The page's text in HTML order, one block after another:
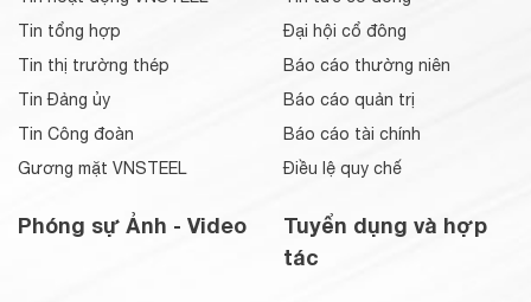
Tin tổng hợp
Tin thị trường thép
Tin Đảng ủy
Tin Công đoàn
Gương mặt VNSTEEL
Phóng sự Ảnh - Video
Đại hội cổ đông
Báo cáo thường niên
Báo cáo quản trị
Báo cáo tài chính
Điều lệ quy chế
Tuyển dụng và hợp
tác